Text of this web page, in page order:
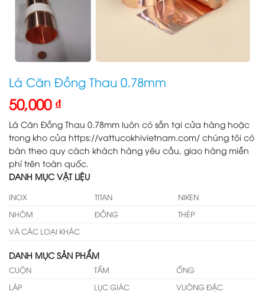
Lá Căn Đồng Thau 0.78mm
50,000 ₫
Lá Căn Đồng Thau 0.78mm luôn có sẵn tại cửa hàng hoặc
trong kho của https://vattucokhivietnam.com/ chúng tôi có
bán theo quy cách khách hàng yêu cầu, giao hàng miễn
phí trên toàn quốc.
DANH MỤC VẬT LIỆU
INOX TITAN
NIKEN
NHÔM
ĐỒNG
THÉP
VÀ CÁC LOẠI KHÁC
DANH MỤC SẢN PHẨM
CUỘN TẤM
ỐNG
LÁP
LỤC GIÁC
VUÔNG ĐẶC